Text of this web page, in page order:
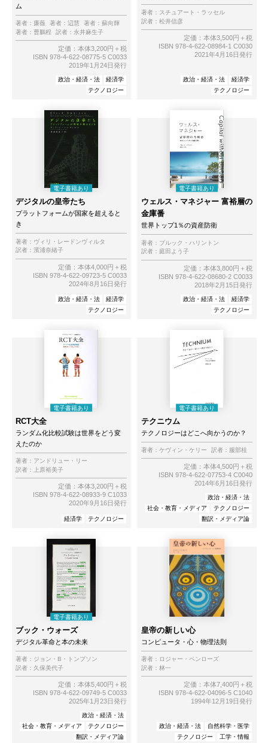
ム
著者： 廉薇 著者： 辺慧 著者： 蘇向輝
著者： 曹鵬程 訳者： 永井麻生子
定価：本体3,200円＋税
ISBN 978-4-622-08775-5 C0033
2019年1月24日発行
政治・経済・法
経済学
テクノロジー
著者： スチュアート・ラッセル
訳者： 松井信彦
定価：本体3,500円＋税
ISBN 978-4-622-08984-1 C0030
2021年4月16日発行
政治・経済・法
経済学
テクノロジー
デジタルの皇帝たち
プラットフォームが国家を超えると
き
著者： ヴィリ・レードンヴィルタ
訳者： 濱浦奈緒子
定価：本体4,000円＋税
ISBN 978-4-622-09723-5 C0033
2024年8月16日発行
政治・経済・法
経済学
テクノロジー
ウェルス・マネジャー 富裕層の
金庫番
世界トップ1％の資産防衛
著者： ブルック・ハリントン
訳者： 庭田よう子
定価：本体3,800円＋税
ISBN 978-4-622-08680-2 C0033
2018年2月15日発行
政治・経済・法
経済学
テクノロジー
RCT大全
ランダム化比較試験は世界をどう変
えたのか
著者： アンドリュー・リー
訳者：
上原裕美子
定価：本体3,200円＋税
ISBN 978-4-622-08933-9 C1033
2020年9月16日発行
経済学 テクノロジー
テクニウム
テクノロジーはどこへ向かうのか？
著者： ケヴィン・ケリー 訳者： 服部桂
定価：本体4,500円＋税
ISBN 978-4-622-07753-4 C0040
2014年6月16日発行
政治・経済・法
社会・教育・メディア
テクノロジー
翻訳・メディア論
ブック・ウォーズ
デジタル革命と本の未来
著者： ジョン・B・トンプソン
訳者： 久保美代子
定価：本体5,400円＋税
ISBN 978-4-622-09749-5 C0033
2025年1月23日発行
政治・経済・法
社会・教育・メディア
テクノロジー
翻訳・メディア論
皇帝の新しい心
コンピュータ・心・物理法則
著者： ロジャー・ペンローズ
訳者： 林一
定価：本体7,400円＋税
ISBN 978-4-622-04096-5 C1040
1994年12月19日発行
政治・経済・法
自然科学・医学
テクノロジー
工学・情報